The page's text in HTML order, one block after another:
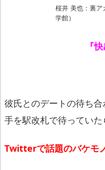
桜井 美也：裏
学館）
『
彼氏とのデートの待ち
手を駅改札で待っていた
Twitterで話題のバケモ